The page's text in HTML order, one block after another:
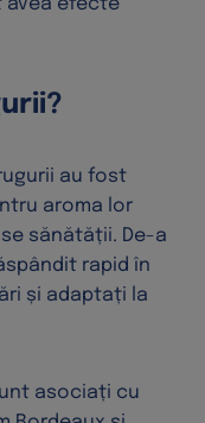
avea efecte
au fost
aroma lor
sănătății. De-a
rapid în
și adaptați la
asociați cu